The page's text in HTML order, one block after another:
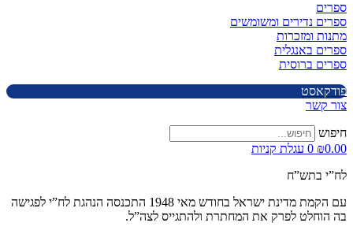
ספרים
ספרים נדירים ומשומשים
מתנות ומזכרות
ספרים באנגלית
ספרים ברוסית
פודקאסט
צור קשר
חיפוש
₪0.00
0 עגלת קניות
לח”י בתש”ח
עם הקמת מדינת ישראל בחודש מאי 1948 התכנסה הנהגת לח”י לפגישה
בה הוחלט לפרק את המחתרת ולהתגייס לצה”ל.